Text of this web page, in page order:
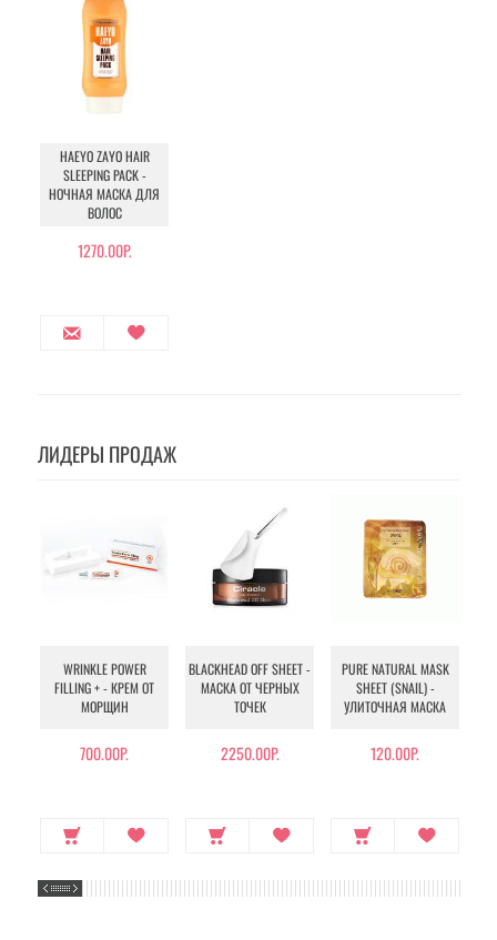
HAEYO ZAYO HAIR
SLEEPING PACK -
НОЧНАЯ МАСКА ДЛЯ
ВОЛОС
1270.00Р.
ЛИДЕРЫ ПРОДАЖ
WRINKLE POWER
FILLING + - КРЕМ ОТ
МОРЩИН
700.00Р.
BLACKHEAD OFF SHEET -
МАСКА ОТ ЧЕРНЫХ
ТОЧЕК
2250.00Р.
PURE NATURAL MASK
SHEET (SNAIL) -
УЛИТОЧНАЯ МАСКА
120.00Р.